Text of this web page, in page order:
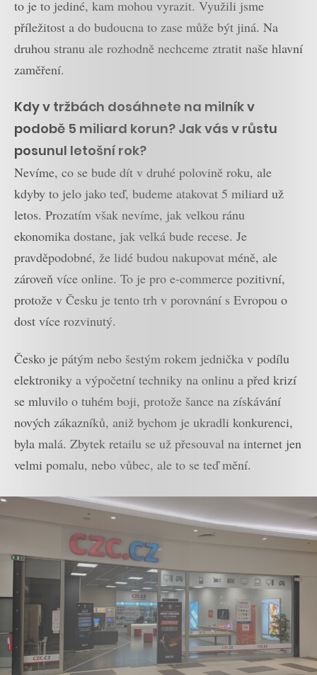
to je to jediné, kam mohou vyrazit. Využili jsme
příležitost a do budoucna to zase může být jiná. Na
druhou stranu ale rozhodně nechceme ztratit naše hlavní
zaměření.
Kdy v tržbách dosáhnete na milník v
podobě 5 miliard korun? Jak vás v růstu
posunul letošní rok?
Nevíme, co se bude dít v druhé polovině roku, ale
kdyby to jelo jako teď, budeme atakovat 5 miliard už
letos. Prozatím však nevíme, jak velkou ránu
ekonomika dostane, jak velká bude recese. Je
pravděpodobné, že lidé budou nakupovat méně, ale
zároveň více online. To je pro e-commerce pozitivní,
protože v Česku je tento trh v porovnání s Evropou o
dost více rozvinutý.
Česko je pátým nebo šestým rokem jednička v podílu
elektroniky a výpočetní techniky na onlinu a před krizí
se mluvilo o tuhém boji, protože šance na získávání
nových zákazníků, aniž bychom je ukradli konkurenci,
byla malá. Zbytek retailu se už přesouval na internet jen
velmi pomalu, nebo vůbec, ale to se teď mění.